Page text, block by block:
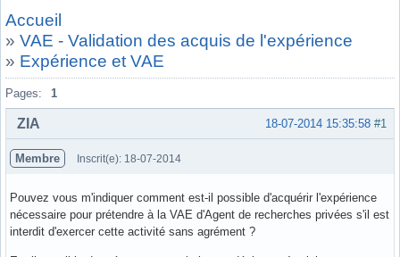
Accueil
» VAE - Validation des acquis de l'expérience
» Expérience et VAE
Pages: 1
#1
18-07-2014 15:35:58
ZIA
Membre Inscrit(e): 18-07-2014
Pouvez vous m'indiquer comment est-il possible d'acquérir l'expérience
nécessaire pour prétendre à la VAE d'Agent de recherches privées s'il est
interdit d'exercer cette activité sans agrément ?